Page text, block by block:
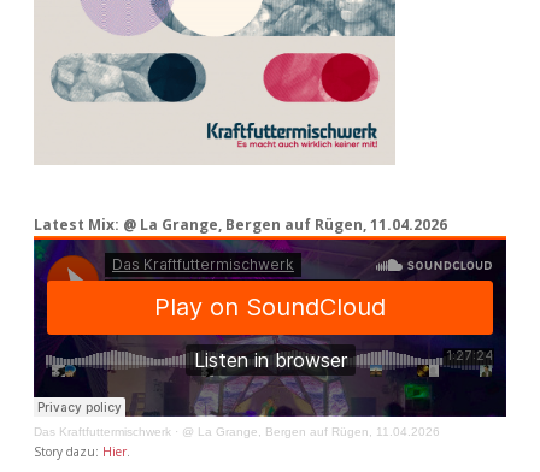
Latest Mix: @ La Grange, Bergen auf Rügen, 11.04.2026
Das Kraftfuttermischwerk · @ La Grange, Bergen auf Rügen, 11.04.2026
Story dazu: Hier.